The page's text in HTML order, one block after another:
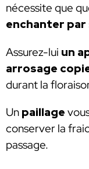
nécessite que
enchanter
Assurez-lui un
arrosage
durant la
Un paillage
conserver la
passage.